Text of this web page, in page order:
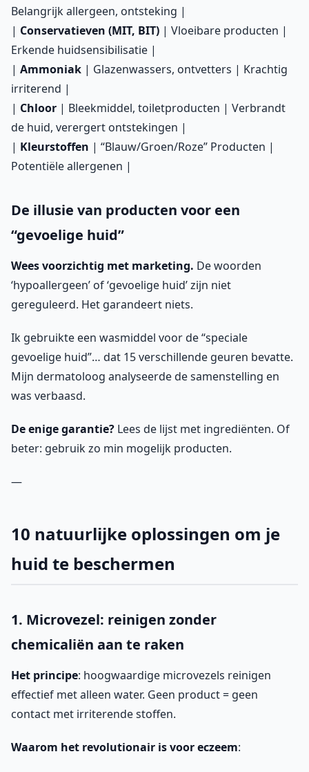
Belangrijk allergeen, ontsteking |
| Conservatieven (MIT, BIT) | Vloeibare producten |
Erkende huidsensibilisatie |
| Ammoniak | Glazenwassers, ontvetters | Krachtig
irriterend |
| Chloor | Bleekmiddel, toiletproducten | Verbrandt
de huid, verergert ontstekingen |
| Kleurstoffen | “Blauw/Groen/Roze” Producten |
Potentiële allergenen |
De illusie van producten voor een
“gevoelige huid”
Wees voorzichtig met marketing. De woorden
‘hypoallergeen’ of ‘gevoelige huid’ zijn niet
gereguleerd. Het garandeert niets.
Ik gebruikte een wasmiddel voor de “speciale
gevoelige huid”… dat 15 verschillende geuren bevatte.
Mijn dermatoloog analyseerde de samenstelling en
was verbaasd.
De enige garantie? Lees de lijst met ingrediënten. Of
beter: gebruik zo min mogelijk producten.
—
10 natuurlijke oplossingen om je
huid te beschermen
1. Microvezel: reinigen zonder
chemicaliën aan te raken
Het principe: hoogwaardige microvezels reinigen
effectief met alleen water. Geen product = geen
contact met irriterende stoffen.
Waarom het revolutionair is voor eczeem: